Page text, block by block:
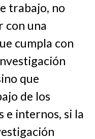
trabajo, no
con una
cumpla con
que
de los
e internos, si la